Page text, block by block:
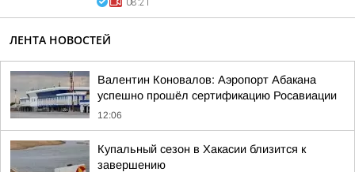
08:21
ЛЕНТА НОВОСТЕЙ
Валентин Коновалов: Аэропорт Абакана
успешно прошёл сертификацию Росавиации
12:06
Купальный сезон в Хакасии близится к
завершению